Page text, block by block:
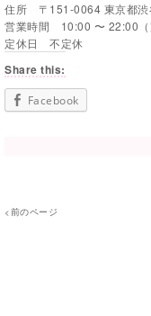
住所 〒151-0064 東京都渋
営業時間 10:00 〜 22:00（
定休日 不定休
Share this:
Facebook
<前のページ